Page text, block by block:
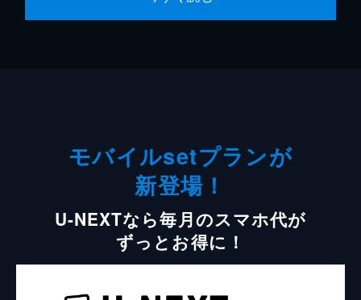
モバイルsetプランが
新登場！
U-NEXTなら毎月のスマホ代が
ずっとお得に！